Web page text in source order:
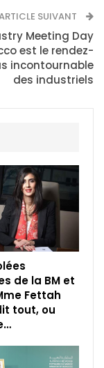
SUIVANT
Meeting Day
est le rendez-
incontournable
des industriels
de la BM et
Fettah
tout, ou